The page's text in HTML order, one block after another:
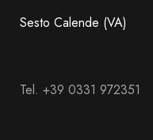
Sesto Calende (VA)
Tel. +39 0331 972351